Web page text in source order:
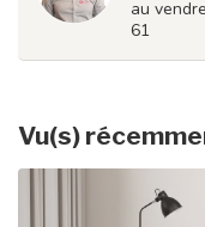
au
61
Vu(s)